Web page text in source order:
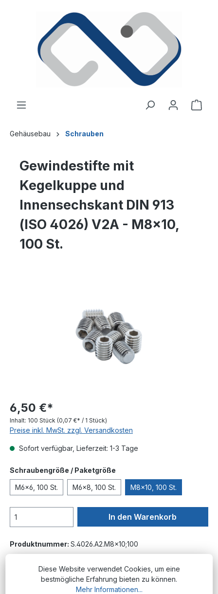
Gehäusebau Schrauben
Gewindestifte mit
Kegelkuppe und
Innensechskant DIN 913
(ISO 4026) V2A - M8x10,
100 St.
6,50 €*
Inhalt: 100 Stück (0,07 €* / 1 Stück)
Preise inkl. MwSt. zzgl. Versandkosten
Sofort verfügbar, Lieferzeit: 1-3 Tage
Schraubengröße / Paketgröße
M6x6, 100 St. M6x8, 100 St. M8x10, 100 St.
In den Warenkorb
Produktnummer: S.4026.A2.M8x10;100
Beschreibung
Diese Website verwendet Cookies, um eine
bestmögliche Erfahrung bieten zu können.
Mehr Informationen...